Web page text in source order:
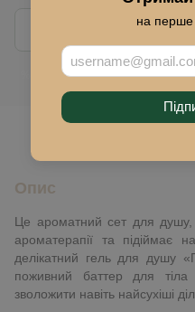
на перше
Ввійтидля відображення
До
Опис
Це ароматний сет для
ароматерапії та підіймає
делікатний гель для душу
поживний баттер для
зволожити навіть найсухіші